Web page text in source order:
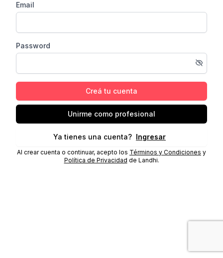
Email
Password
Creá tu cuenta
Unirme como profesional
Ya tienes una cuenta? Ingresar
Al crear cuenta o continuar, acepto los Términos y Condiciones y
Política de Privacidad de Landhi.